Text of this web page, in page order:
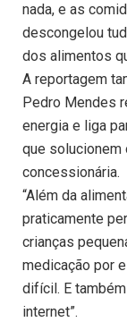
nada, e as
descongelou
dos alimentos
A reportagem
Pedro Mendes
energia e liga
que solucionem
concessionária.
“Além da
praticamente
crianças
medicação por
difícil. E
internet”.